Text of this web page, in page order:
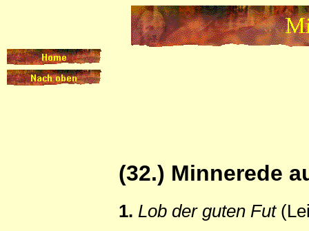
(32.) Minnerede
1. Lob der guten Fut